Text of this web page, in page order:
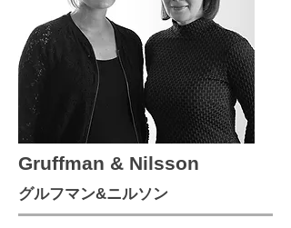
Gruffman & Nilsson
グルフマン&ニルソン